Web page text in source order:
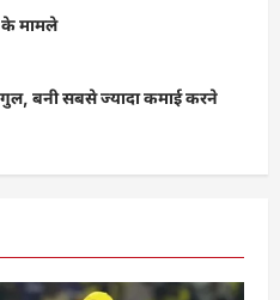
के मामले
बनी सबसे ज्यादा कमाई करने